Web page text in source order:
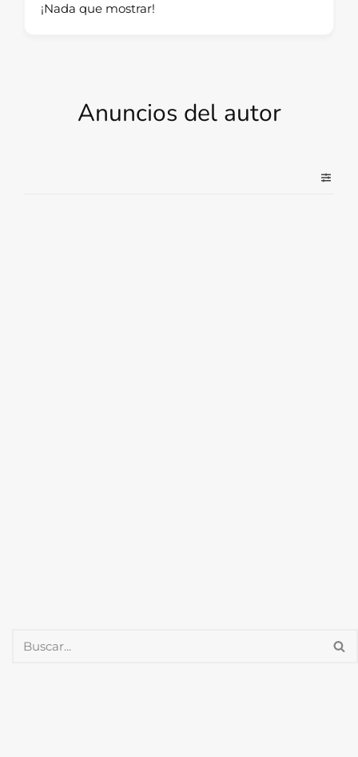
¡Nada que mostrar!
Anuncios del autor